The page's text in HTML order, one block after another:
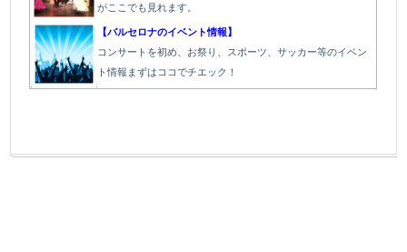
がここでも見れます。
【バルセロナのイベント情報】
コンサートを初め、お祭り、スポーツ、サッカー等のイベン
ト情報まずはココでチエック！